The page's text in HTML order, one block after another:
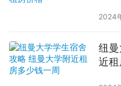
2024
纽
近